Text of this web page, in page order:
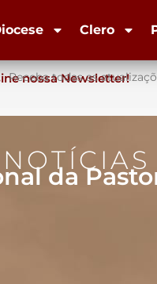
Clero
nossa Newsletter!
Receba todas as
da